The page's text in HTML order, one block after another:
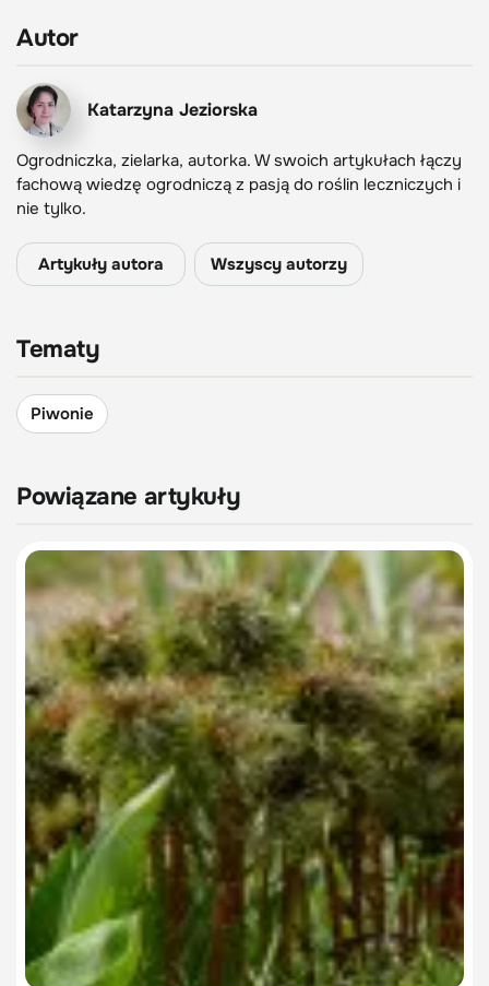
Autor
Katarzyna Jeziorska
Ogrodniczka, zielarka, autorka. W swoich artykułach łączy
fachową wiedzę ogrodniczą z pasją do roślin leczniczych i
nie tylko.
Artykuły autora Wszyscy autorzy
Tematy
Piwonie
Powiązane artykuły